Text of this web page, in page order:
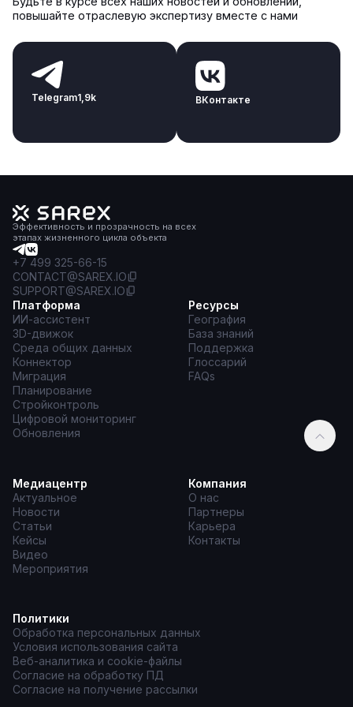
повышайте отраслевую экспертизу вместе с нами
Telegram1,9k ВКонтакте
Эффективность и прозрачность на всех
этапах жизненного цикла объекта
+7 499 325-66-15
CONTACT@SAREX.IO
SUPPORT@SAREX.IO
Платформа
ИИ-ассистент
3D-движок
Среда общих данных
Коннектор
Миграция
Планирование
Стройконтроль
Цифровой мониторинг
Обновления
Ресурсы
География
База знаний
Поддержка
Глоссарий
FAQs
Медиацентр
Актуальное
Новости
Статьи
Кейсы
Видео
Мероприятия
Компания
О нас
Партнеры
Карьера
Контакты
Политики
Обработка персональных данных
Условия использования сайта
Веб-аналитика и cookie-файлы
Согласие на обработку ПД
Согласие на получение рассылки